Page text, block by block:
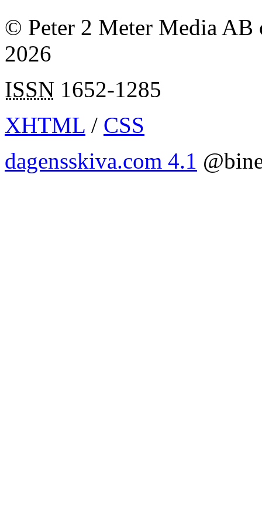
© Peter 2 Meter Media AB
2026
ISSN 1652-1285
XHTML / CSS
dagensskiva.com 4.1